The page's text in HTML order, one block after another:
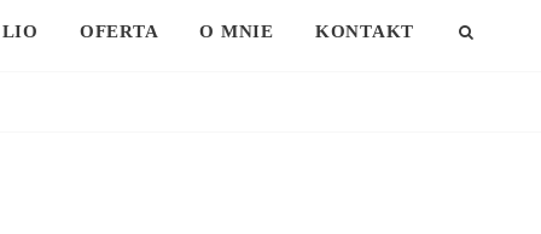
OFERTA O MNIE KONTAKT